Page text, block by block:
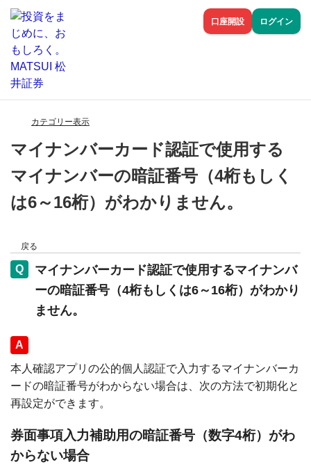
口座開設 ログイン
カテゴリー表示
マイナンバーカード認証で使用する
マイナンバーの暗証番号（4桁もしく
は6～16桁）がわかりません。
戻る
マイナンバーカード認証で使用するマイナンバ
ーの暗証番号（4桁もしくは6～16桁）がわかり
ません。
回答
本人確認アプリの公的個人認証で入力するマイナンバーカ
ードの暗証番号がわからない場合は、次の方法で初期化と
再設定ができます。
券面事項入力補助用の暗証番号（数字4桁）がわ
からない場合